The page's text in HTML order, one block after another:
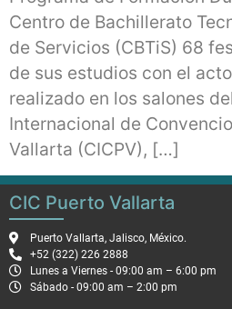
Centro de Bachillerato
de Servicios (CBTiS) 68
de sus estudios con el
realizado en los salones
Internacional de
Vallarta (CICPV), […]
CIC Puerto Vallarta
Puerto Vallarta, Jalisco, México.
+52 (322) 226 2888
Lunes a Viernes - 09:00 am – 6:00 pm
Sábado - 09:00 am – 2:00 pm